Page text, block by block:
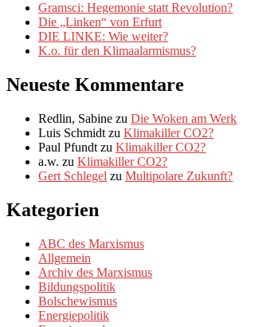
Gramsci: Hegemonie statt Revolution?
Die „Linken“ von Erfurt
DIE LINKE: Wie weiter?
K.o. für den Klimaalarmismus?
Neueste Kommentare
Redlin, Sabine zu Die Woken am Werk
Luis Schmidt zu Klimakiller CO2?
Paul Pfundt zu Klimakiller CO2?
a.w. zu Klimakiller CO2?
Gert Schlegel zu Multipolare Zukunft?
Kategorien
ABC des Marxismus
Allgemein
Archiv des Marxismus
Bildungspolitik
Bolschewismus
Energiepolitik